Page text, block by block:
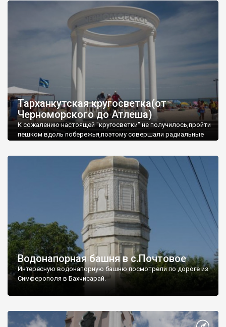
Тарханкутская кругосветка(от
Черноморского до Атлеша)
К сожалению настоящей "кругосветки" не получилось,пройти
пешком вдоль побережья,поэтому совершали радиальные
Водонапорная башня в с.Почтовое
Интересную водонапорную башню посмотрели по дороге из
Симферополя в Бахчисарай.